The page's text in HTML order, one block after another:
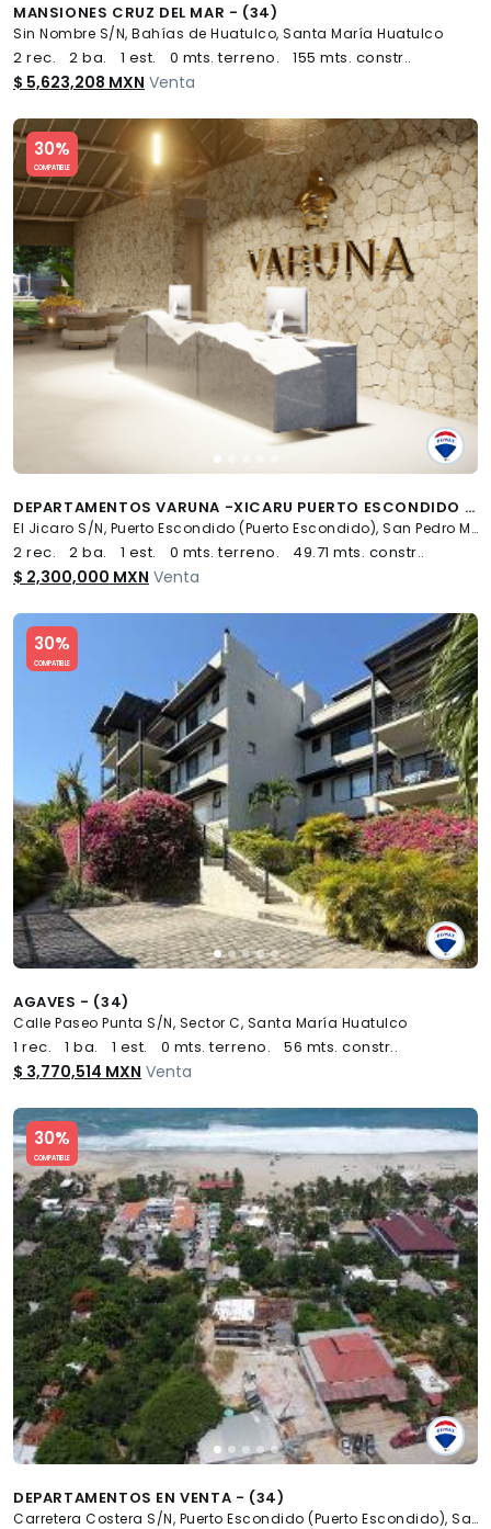
MANSIONES CRUZ DEL MAR - (34)
Sin Nombre S/N, Bahías de Huatulco, Santa María Huatulco
2 rec. 2 ba. 1 est. 0 mts. terreno. 155 mts. constr..
$ 5,623,208 MXN Venta
30%
COMPATIBLE
Slide 1 of 5
DEPARTAMENTOS VARUNA -XICARU PUERTO ESCONDIDO - (34)
El Jicaro S/N, Puerto Escondido (Puerto Escondido), San Pedro Mixtepec -Dto. 22 -
2 rec. 2 ba. 1 est. 0 mts. terreno. 49.71 mts. constr..
$ 2,300,000 MXN Venta
30%
COMPATIBLE
Slide 1 of 5
AGAVES - (34)
Calle Paseo Punta S/N, Sector C, Santa María Huatulco
1 rec. 1 ba. 1 est. 0 mts. terreno. 56 mts. constr..
$ 3,770,514 MXN Venta
30%
COMPATIBLE
Slide 1 of 5
DEPARTAMENTOS EN VENTA - (34)
Carretera Costera S/N, Puerto Escondido (Puerto Escondido), San Pedro Mixtepec -Dto. 22 -